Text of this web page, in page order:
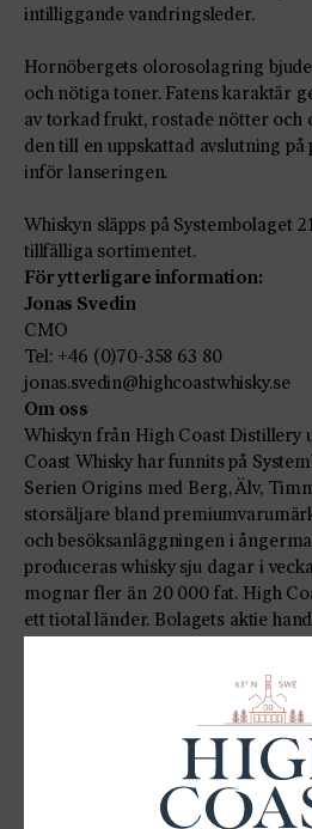
intilliggande vandringsleder.
Hornöbergets olorosolagring
och nötiga toner. Fatens karaktär
av torkad frukt, rostade nötter och
den till en uppskattad avslutning
inför lanseringen.
Whiskyn släpps på Systembolaget
tillfälliga sortimentet.
För ytterligare information:
Jonas Svedin
CMO
Tel: +46 (0)70-358 63 80
jonas.svedin@highcoastwhisky.se
Om oss
Whiskyn från High Coast Distillery
Coast Whisky har funnits på
Serien Origins med Berg, Älv,
storsäljare bland
och besöksanläggningen i
produceras whisky sju dagar i
mognar fler än 20 000 fat. High
ett tiotal länder. Bolagets aktie
MSEK exklusive alkoholskatt och
Mangold Fondkommission AB är
Mountain 04 Hornö2